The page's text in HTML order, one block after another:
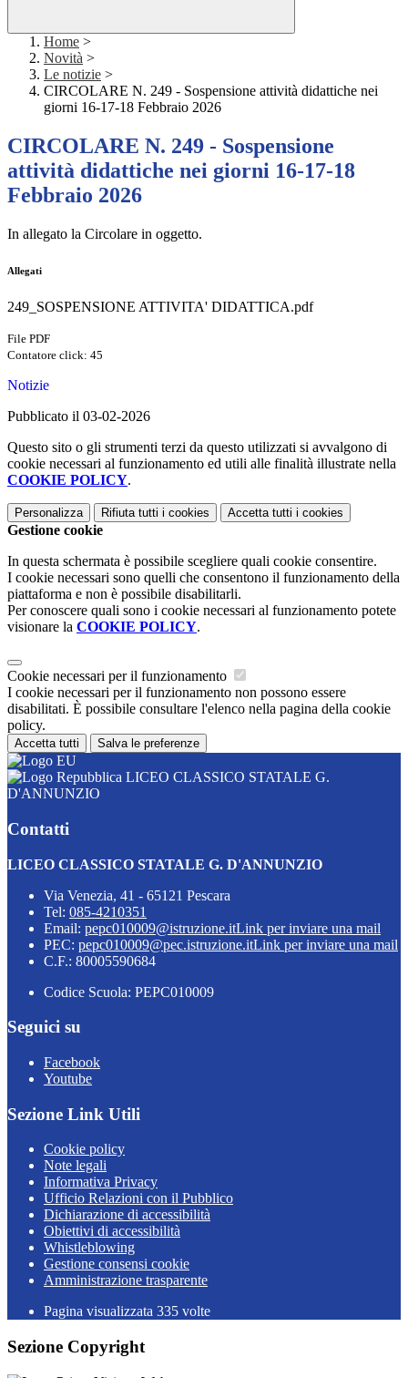
Home >
Novità >
Le notizie >
CIRCOLARE N. 249 - Sospensione attività didattiche nei
giorni 16-17-18 Febbraio 2026
CIRCOLARE N. 249 - Sospensione
attività didattiche nei giorni 16-17-18
Febbraio 2026
In allegato la Circolare in oggetto.
Allegati
249_SOSPENSIONE ATTIVITA' DIDATTICA.pdf
File PDF
Contatore click: 45
Notizie
Pubblicato il 03-02-2026
Questo sito o gli strumenti terzi da questo utilizzati si avvalgono di
cookie necessari al funzionamento ed utili alle finalità illustrate nella
COOKIE POLICY.
Personalizza Rifiuta tutti i cookies Accetta tutti i cookies
Gestione cookie
In questa schermata è possibile scegliere quali cookie consentire.
I cookie necessari sono quelli che consentono il funzionamento della
piattaforma e non è possibile disabilitarli.
Per conoscere quali sono i cookie necessari al funzionamento potete
visionare la COOKIE POLICY.
Cookie necessari per il funzionamento
I cookie necessari per il funzionamento non possono essere
disabilitati. È possibile consultare l'elenco nella pagina della cookie
policy.
Accetta tutti Salva le preferenze
LICEO CLASSICO STATALE G.
D'ANNUNZIO
Contatti
LICEO CLASSICO STATALE G. D'ANNUNZIO
Via Venezia, 41 - 65121 Pescara
Tel: 085-4210351
Email: pepc010009@istruzione.itLink per inviare una mail
PEC: pepc010009@pec.istruzione.itLink per inviare una mail
C.F.: 80005590684
Codice Scuola: PEPC010009
Seguici su
Facebook
Youtube
Sezione Link Utili
Cookie policy
Note legali
Informativa Privacy
Ufficio Relazioni con il Pubblico
Dichiarazione di accessibilità
Obiettivi di accessibilità
Whistleblowing
Gestione consensi cookie
Amministrazione trasparente
Pagina visualizzata 335 volte
Sezione Copyright